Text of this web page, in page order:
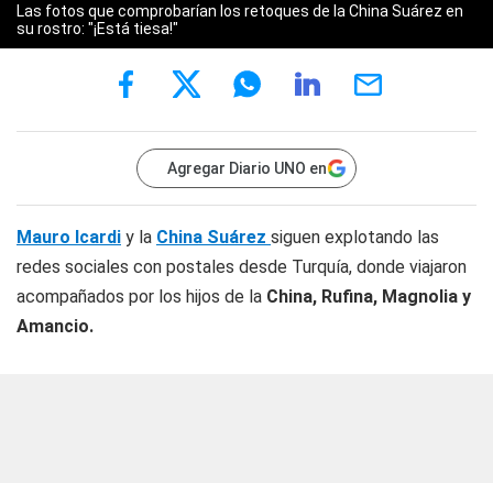
Las fotos que comprobarían los retoques de la China Suárez en
su rostro: "¡Está tiesa!"
Agregar Diario UNO en
Mauro Icardi y la China Suárez siguen explotando las
redes sociales con postales desde Turquía, donde viajaron
acompañados por los hijos de la China, Rufina, Magnolia y
Amancio.